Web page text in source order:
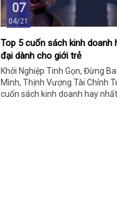
07
04/21
Top 5 cuốn sách kinh doanh
đại dành cho giới trẻ
Khởi Nghiệp Tinh Gọn, Đừng
Mình, Thịnh Vượng Tài Chính
cuốn sách kinh doanh hay